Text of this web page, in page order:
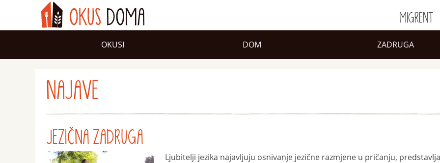
MIGRENT
OKUSI DOM ZADRUGA
NAJAVE
JEZIČNA ZADRUGA
Ljubitelji jezika najavljuju osnivanje jezične razmjene u pričanju,